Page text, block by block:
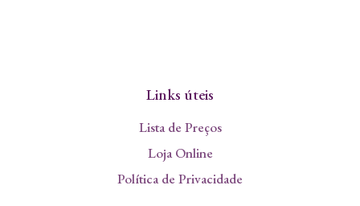
Links úteis
Lista de Preços
Loja Online
Política de Privacidade